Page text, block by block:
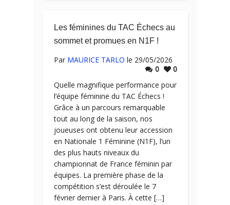
Les féminines du TAC Échecs au
sommet et promues en N1F !
Par MAURICE TARLO le 29/05/2026
0
0
Quelle magnifique performance pour
l’équipe féminine du TAC Échecs !
Grâce à un parcours remarquable
tout au long de la saison, nos
joueuses ont obtenu leur accession
en Nationale 1 Féminine (N1F), l’un
des plus hauts niveaux du
championnat de France féminin par
équipes. La première phase de la
compétition s’est déroulée le 7
février dernier à Paris. À cette […]